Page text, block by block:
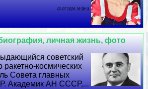
03 07 2026 16:38:11
личная жизнь, фото
советский
paкетно-космических
Совета главных
Академик АН СССР,...